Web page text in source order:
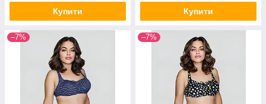
Купити Купити
–7% –7%